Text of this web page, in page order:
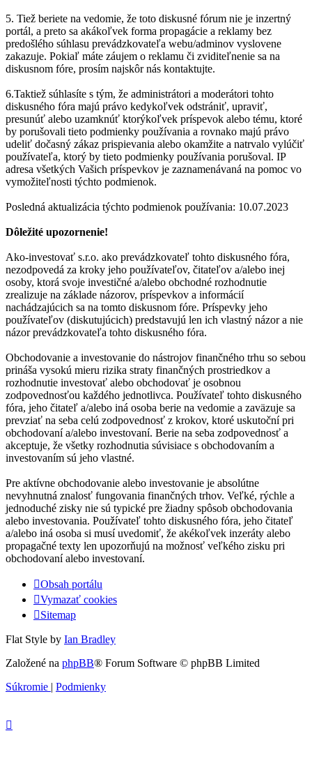
5. Tiež beriete na vedomie, že toto diskusné fórum nie je inzertný
portál, a preto sa akákoľvek forma propagácie a reklamy bez
predošlého súhlasu prevádzkovateľa webu/adminov vyslovene
zakazuje. Pokiaľ máte záujem o reklamu či zviditeľnenie sa na
diskusnom fóre, prosím najskôr nás kontaktujte.
6.Taktiež súhlasíte s tým, že administrátori a moderátori tohto
diskusného fóra majú právo kedykoľvek odstrániť, upraviť,
presunúť alebo uzamknúť ktorýkoľvek príspevok alebo tému, ktoré
by porušovali tieto podmienky používania a rovnako majú právo
udeliť dočasný zákaz prispievania alebo okamžite a natrvalo vylúčiť
používateľa, ktorý by tieto podmienky používania porušoval. IP
adresa všetkých Vašich príspevkov je zaznamenávaná na pomoc vo
vymožiteľnosti týchto podmienok.
Posledná aktualizácia týchto podmienok používania: 10.07.2023
Dôležité upozornenie!
Ako-investovať s.r.o. ako prevádzkovateľ tohto diskusného fóra,
nezodpovedá za kroky jeho používateľov, čitateľov a/alebo inej
osoby, ktorá svoje investičné a/alebo obchodné rozhodnutie
zrealizuje na základe názorov, príspevkov a informácií
nachádzajúcich sa na tomto diskusnom fóre. Príspevky jeho
používateľov (diskutujúcich) predstavujú len ich vlastný názor a nie
názor prevádzkovateľa tohto diskusného fóra.
Obchodovanie a investovanie do nástrojov finančného trhu so sebou
prináša vysokú mieru rizika straty finančných prostriedkov a
rozhodnutie investovať alebo obchodovať je osobnou
zodpovednosťou každého jednotlivca. Používateľ tohto diskusného
fóra, jeho čitateľ a/alebo iná osoba berie na vedomie a zaväzuje sa
prevziať na seba celú zodpovednosť z krokov, ktoré uskutoční pri
obchodovaní a/alebo investovaní. Berie na seba zodpovednosť a
akceptuje, že všetky rozhodnutia súvisiace s obchodovaním a
investovaním sú jeho vlastné.
Pre aktívne obchodovanie alebo investovanie je absolútne
nevyhnutná znalosť fungovania finančných trhov. Veľké, rýchle a
jednoduché zisky nie sú typické pre žiadny spôsob obchodovania
alebo investovania. Používateľ tohto diskusného fóra, jeho čitateľ
a/alebo iná osoba si musí uvedomiť, že akékoľvek inzeráty alebo
propagačné texty len upozorňujú na možnosť veľkého zisku pri
obchodovaní alebo investovaní.
Obsah portálu
Vymazať cookies
Sitemap
Flat Style by Ian Bradley
Založené na phpBB® Forum Software © phpBB Limited
Súkromie | Podmienky